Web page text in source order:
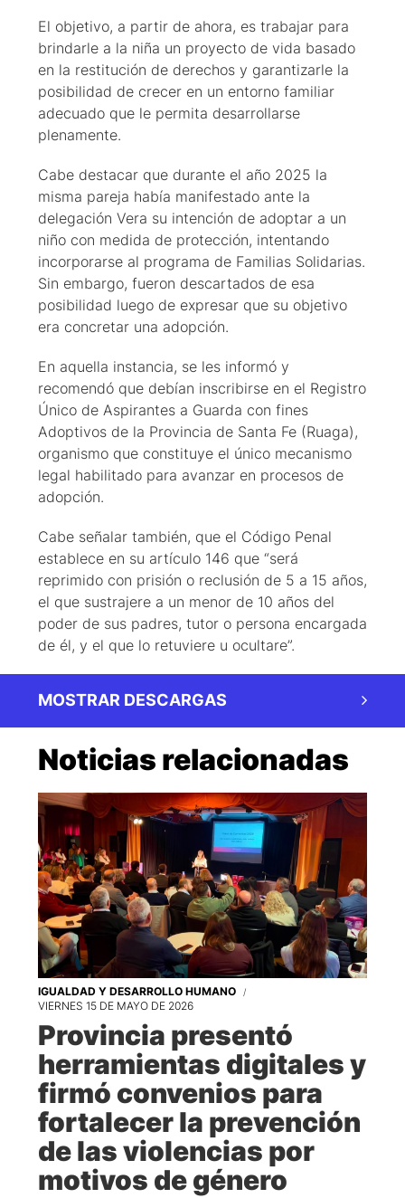
El objetivo, a partir de ahora, es trabajar para
brindarle a la niña un proyecto de vida basado
en la restitución de derechos y garantizarle la
posibilidad de crecer en un entorno familiar
adecuado que le permita desarrollarse
plenamente.
Cabe destacar que durante el año 2025 la
misma pareja había manifestado ante la
delegación Vera su intención de adoptar a un
niño con medida de protección, intentando
incorporarse al programa de Familias Solidarias.
Sin embargo, fueron descartados de esa
posibilidad luego de expresar que su objetivo
era concretar una adopción.
En aquella instancia, se les informó y
recomendó que debían inscribirse en el Registro
Único de Aspirantes a Guarda con fines
Adoptivos de la Provincia de Santa Fe (Ruaga),
organismo que constituye el único mecanismo
legal habilitado para avanzar en procesos de
adopción.
Cabe señalar también, que el Código Penal
establece en su artículo 146 que “será
reprimido con prisión o reclusión de 5 a 15 años,
el que sustrajere a un menor de 10 años del
poder de sus padres, tutor o persona encargada
de él, y el que lo retuviere u ocultare”.
MOSTRAR DESCARGAS
Noticias relacionadas
IGUALDAD Y DESARROLLO HUMANO
VIERNES 15 DE MAYO DE 2026
Provincia presentó
herramientas digitales y
firmó convenios para
fortalecer la prevención
de las violencias por
motivos de género